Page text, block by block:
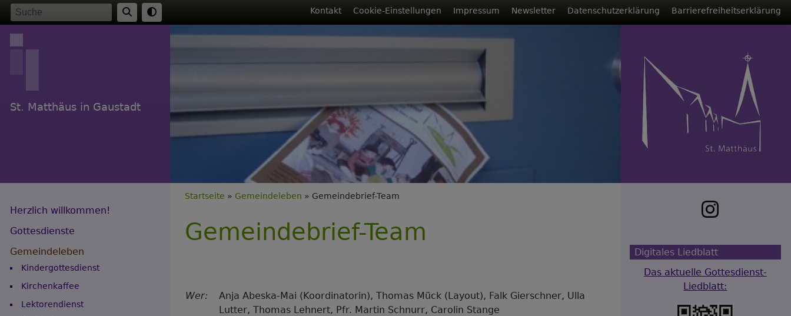
Direkt
zum
Inhalt
Fußbereichsmenü
Kontakt Cookie-Einstellungen Impressum Newsletter Datenschutzerklärung Barrierefreiheitserklärung
St. Matthäus in Gaustadt
Herzlich willkommen!
Gottesdienste
Gemeindeleben
Kindergottesdienst
Kirchenkaffee
Lektorendienst
Breadcrumb
Startseite Gemeindeleben Gemeindebrief-Team
Gemeindebrief-Team
Wer:
Anja Abeska-Mai (Koordinatorin), Thomas Mück (Layout), Falk Gierschner, Ulla
Lutter, Thomas Lehnert, Pfr. Martin Schnurr, Carolin Stange
Digitales Liedblatt
Das aktuelle Gottesdienst-
Liedblatt: